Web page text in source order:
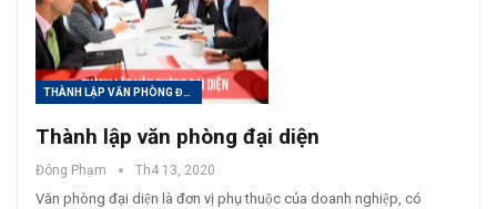
THÀNH LẬP VĂN PHÒNG ĐẠI DIỆN
Thành lập văn phòng đại diện
Đông Phạm Th4 13, 2020
Văn phòng đại diện là đơn vị phụ thuộc của doanh nghiệp, có